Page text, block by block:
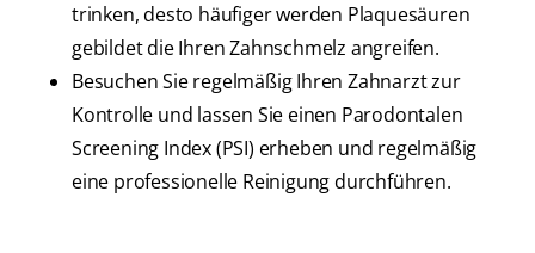
trinken, desto häufiger werden Plaquesäuren
gebildet die Ihren Zahnschmelz angreifen.
Besuchen Sie regelmäßig Ihren Zahnarzt zur
Kontrolle und lassen Sie einen Parodontalen
Screening Index (PSI) erheben und regelmäßig
eine professionelle Reinigung durchführen.